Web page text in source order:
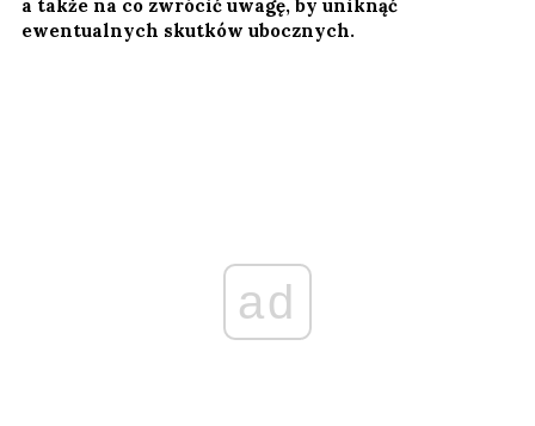
a także na co zwrócić uwagę, by uniknąć
ewentualnych skutków ubocznych.
ad